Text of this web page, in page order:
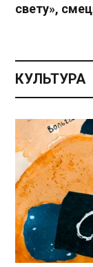
свету»,
КУЛЬТУРА